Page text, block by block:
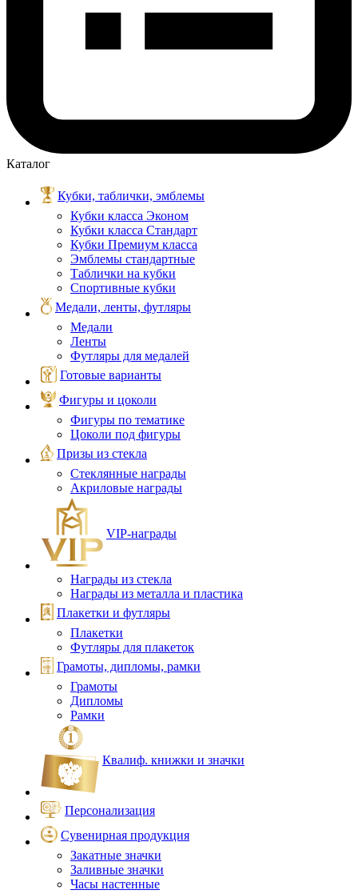
Каталог
Кубки, таблички, эмблемы
Кубки класса Эконом
Кубки класса Стандарт
Кубки Премиум класса
Эмблемы стандартные
Таблички на кубки
Спортивные кубки
Медали, ленты, футляры
Медали
Ленты
Футляры для медалей
Готовые варианты
Фигуры и цоколи
Фигуры по тематике
Цоколи под фигуры
Призы из стекла
Стеклянные награды
Акриловые награды
VIP‑награды
Награды из стекла
Награды из металла и пластика
Плакетки и футляры
Плакетки
Футляры для плакеток
Грамоты, дипломы, рамки
Грамоты
Дипломы
Рамки
Квалиф. книжки и значки
Персонализация
Сувенирная продукция
Закатные значки
Заливные значки
Часы настенные